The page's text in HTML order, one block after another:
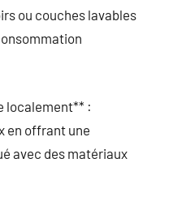
ou couches lavables
localement** :
en offrant une
avec des matériaux